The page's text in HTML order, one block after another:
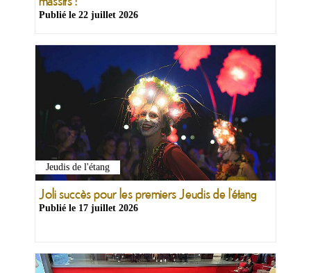
Publié le 22 juillet 2026
Jeudis de l'étang
Joli succès pour les premiers Jeudis de l’étang
Publié le 17 juillet 2026